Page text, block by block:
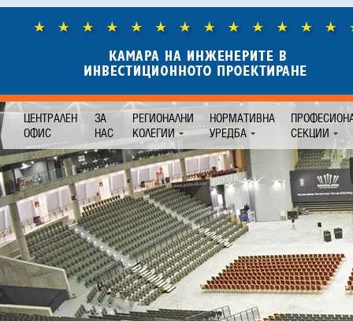
ЦЕНТРАЛЕН
ОФИС
ЗА
НАС
РЕГИОНАЛНИ
КОЛЕГИИ
НОРМАТИВНА
УРЕДБА
СЕКЦИИ